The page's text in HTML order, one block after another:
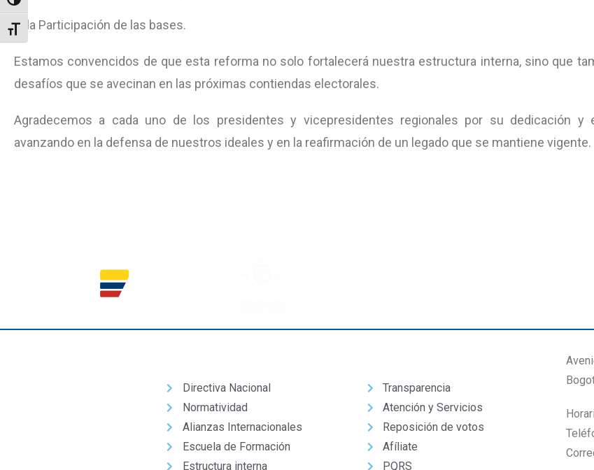
Toggle Font size
3 . la Participación de las bases.
Estamos convencidos de que esta reforma no solo fortalecerá nuestra estructura interna, sino que
desafíos que se avecinan en las próximas contiendas electorales.
Agradecemos a cada uno de los presidentes y vicepresidentes regionales por su dedicación y
avanzando en la defensa de nuestros ideales y en la reafirmación de un legado que se mantiene vigente.
Directiva Nacional
Normatividad
Alianzas Internacionales
Escuela de Formación
Estructura interna
Transparencia
Atención y Servicios
Reposición de votos
Afíliate
PQRS